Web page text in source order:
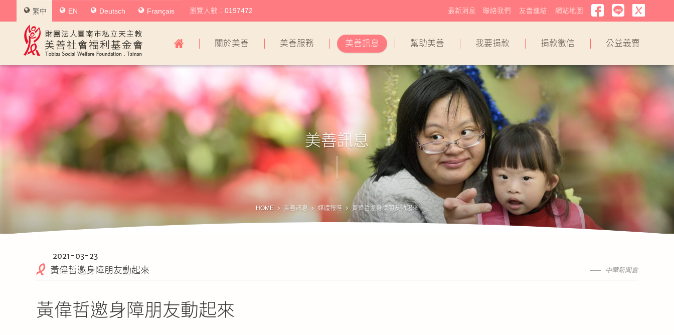
社
會
福
利
金
會
導
覽
關於美善 美善服務 美善訊息 幫助美善 我要捐款 捐款徵信 公益義賣
繁中 EN Deutsch Français 瀏覽人數：0197472 最新消息 聯絡我們 友善連結 網站地圖
美善訊息
HOME 美善訊息 媒體報導 黃偉哲邀身障朋友動起來
中華新聞雲
2021-03-23
黃偉哲邀身障朋友動起來
黃偉哲邀身障朋友動起來